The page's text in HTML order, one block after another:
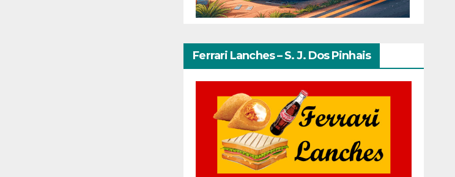
Ferrari Lanches – S. J. Dos Pinhais